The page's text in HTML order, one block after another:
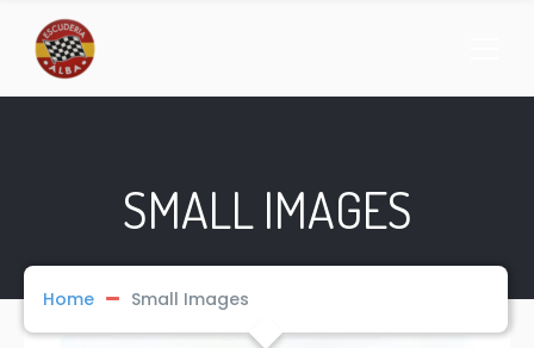
SMALL IMAGES
Home Small Images